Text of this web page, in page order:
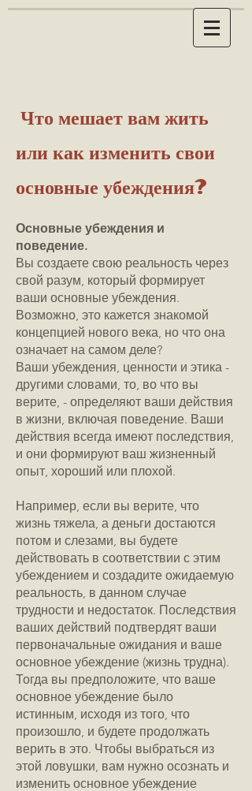
Что мешает вам жить
или как изменить свои
основные убеждения?
Основные убеждения и
поведение.
Вы создаете свою реальность через
свой разум, который формирует
ваши основные убеждения.
Возможно, это кажется знакомой
концепцией нового века, но что она
означает на самом деле?
Ваши убеждения, ценности и этика -
другими словами, то, во что вы
верите, - определяют ваши действия
в жизни, включая поведение. Ваши
действия всегда имеют последствия,
и они формируют ваш жизненный
опыт, хороший или плохой.
Например, если вы верите, что
жизнь тяжела, а деньги достаются
потом и слезами, вы будете
действовать в соответствии с этим
убеждением и создадите ожидаемую
реальность, в данном случае
трудности и недостаток. Последствия
ваших действий подтвердят ваши
первоначальные ожидания и ваше
основное убеждение (жизнь трудна).
Тогда вы предположите, что ваше
основное убеждение было
истинным, исходя из того, что
произошло, и будете продолжать
верить в это. Чтобы выбраться из
этой ловушки, вам нужно осознать и
изменить основное убеждение